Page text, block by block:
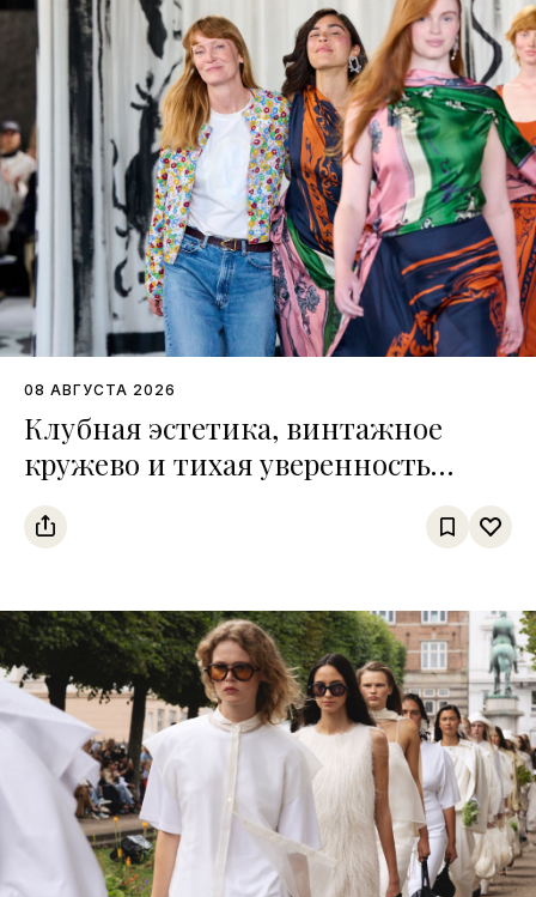
08 АВГУСТА 2026
Клубная эстетика, винтажное
кружево и тихая уверенность
Недели моды в Копенгагене